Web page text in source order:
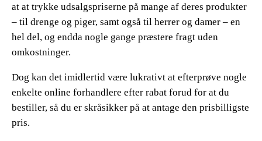
at at trykke udsalgspriserne på mange af deres produkter
– til drenge og piger, samt også til herrer og damer – en
hel del, og endda nogle gange præstere fragt uden
omkostninger.
Dog kan det imidlertid være lukrativt at efterprøve nogle
enkelte online forhandlere efter rabat forud for at du
bestiller, så du er skråsikker på at antage den prisbilligste
pris.